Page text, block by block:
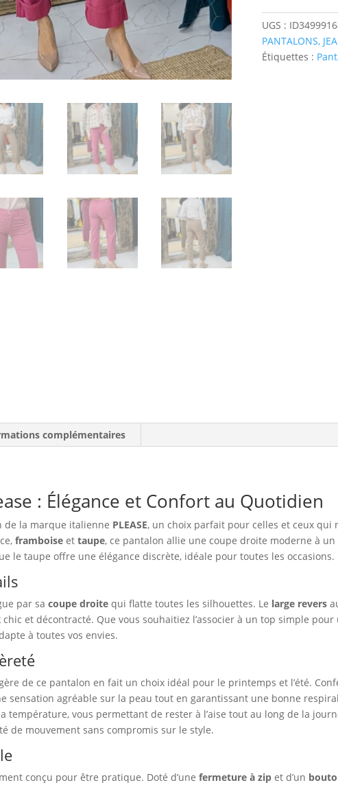
framboise"
UGS :
PANTALONS,
Étiquettes :
complémentaires
: Élégance et Confort au Quotidien
de la marque italienne PLEASE, un choix parfait pour celles et ceux
framboise ettaupe, ce pantalon allie une coupe droite moderne à
le taupe offre une élégance discrète, idéale pour toutes les occasions.
par sacoupe droite qui flatte toutes les silhouettes. Le large revers
et décontracté. Que vous souhaitiez l’associer à un top simple
à toutes vos envies.
de ce pantalon en fait un choix idéal pour le printemps et l’été.
sensation agréable sur la peau tout en garantissant une bonne
température, vous permettant de rester à l’aise tout au long de la
de mouvement sans compromis sur le style.
conçu pour être pratique. Doté d’unefermeture à zip et d’un